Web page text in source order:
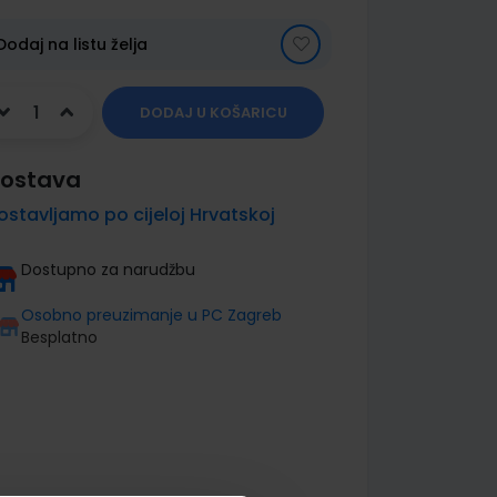
na listu želja
DODAJ U KOŠARICU
po cijeloj Hrvatskoj
Dostupno za narudžbu
Osobno preuzimanje u PC Zagreb
Besplatno